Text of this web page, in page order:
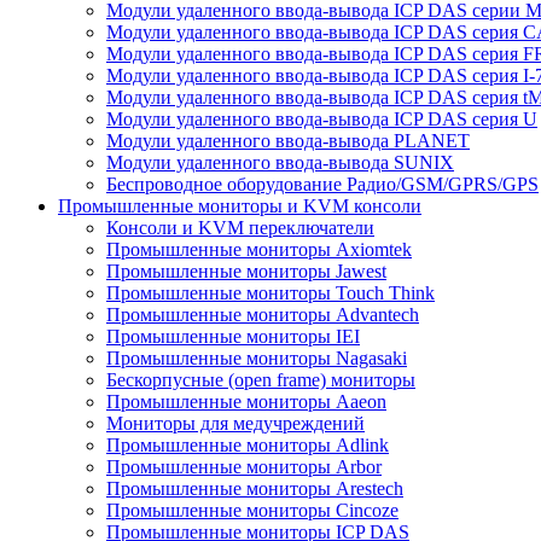
Модули удаленного ввода-вывода ICP DAS серии M
Модули удаленного ввода-вывода ICP DAS серия
Модули удаленного ввода-вывода ICP DAS серия
Модули удаленного ввода-вывода ICP DAS серия I-
Модули удаленного ввода-вывода ICP DAS серия
Модули удаленного ввода-вывода ICP DAS серия U
Модули удаленного ввода-вывода PLANET
Модули удаленного ввода-вывода SUNIX
Беспроводное оборудование Радио/GSM/GPRS/GPS
Промышленные мониторы и KVM консоли
Консоли и KVM переключатели
Промышленные мониторы Axiomtek
Промышленные мониторы Jawest
Промышленные мониторы Touch Think
Промышленные мониторы Advantech
Промышленные мониторы IEI
Промышленные мониторы Nagasaki
Бескорпусные (open frame) мониторы
Промышленные мониторы Aaeon
Мониторы для медучреждений
Промышленные мониторы Adlink
Промышленные мониторы Arbor
Промышленные мониторы Arestech
Промышленные мониторы Cincoze
Промышленные мониторы ICP DAS